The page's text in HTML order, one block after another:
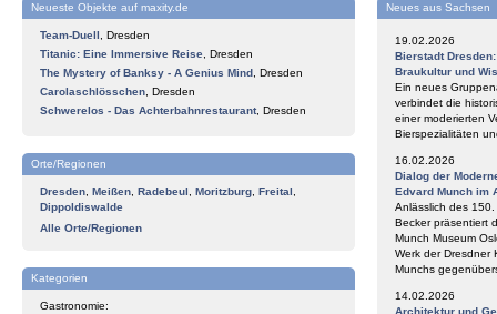
Neueste Objekte auf maxity.de
Team-Duell
Dresden
Titanic: Eine Immersive Reise Dresden
The Mystery of Banksy - A Genius Mind Dresden
Carolaschlösschen Dresden
Schwerelos - Das Achterbahnrestaurant, Dresden
Orte/Regionen
Dresden Meißen Radebeul Moritzburg Freital
Dippoldiswalde
Alle Orte/Regionen
Kategorien
Gastronomie:
Neues aus Sachsen
19.02.2026
Bierstadt
Braukultur und
Ein neues
verbindet die
einer moderierten
Bierspezialitäten
16.02.2026
Dialog der
Edvard Munch im
Anlässlich des
Becker präsentiert
Munch Museum
Werk der Dresdner
Munchs
14.02.2026
Architektur und